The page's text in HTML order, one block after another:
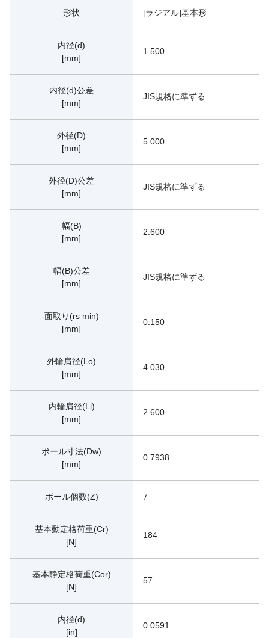
形状 [ラジアル]基本形
内径(d)
[mm]
1.500
内径(d)公差
[mm]
JIS規格に準ずる
外径(D)
[mm]
5.000
外径(D)公差
[mm]
JIS規格に準ずる
幅(B)
[mm]
2.600
幅(B)公差
[mm]
JIS規格に準ずる
面取り(rs min)
[mm]
0.150
外輪肩径(Lo)
[mm]
4.030
内輪肩径(Li)
[mm]
2.600
ボール寸法(Dw)
[mm]
0.7938
ボール個数(Z) 7
基本動定格荷重(Cr)
[N]
184
基本静定格荷重(Cor)
[N]
57
内径(d)
[in]
0.0591